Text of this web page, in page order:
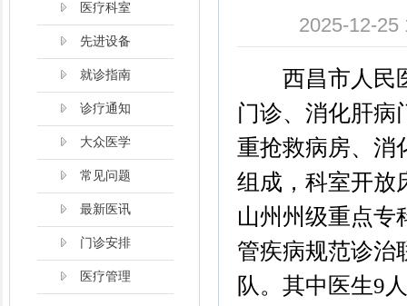
医疗科室
先进设备
就诊指南
诊疗通知
大众医学
常见问题
最新医讯
门诊安排
医疗管理
2025-12-
西昌市人民医
门诊、消化肝病
重抢救病房、消
组成，科室开放
山州州级重点专
管疾病规范诊治
队。其中医生9